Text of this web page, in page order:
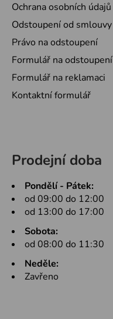
Ochrana osobních údajů
Odstoupení od smlouvy
Právo na odstoupení
Formulář na odstoupení
Formulář na reklamaci
Kontaktní formulář
Prodejní doba
Pondělí - Pátek:
od 09:00 do 12:00
od 13:00 do 17:00
Sobota:
od 08:00 do 11:30
Neděle:
Zavřeno